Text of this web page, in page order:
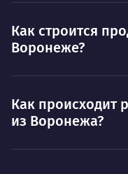
Как строится
Воронеже?
Как происходит
из Воронежа?